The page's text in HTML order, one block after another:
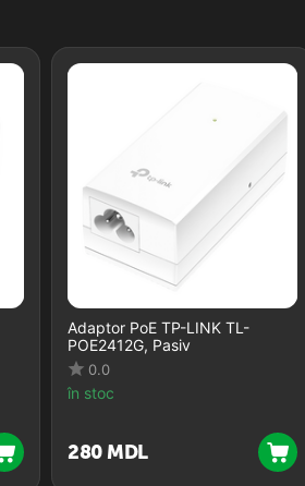
Adaptor PoE TP-LINK TL-
POE2412G, Pasiv
0.0
în stoc
‍280‍ MDL